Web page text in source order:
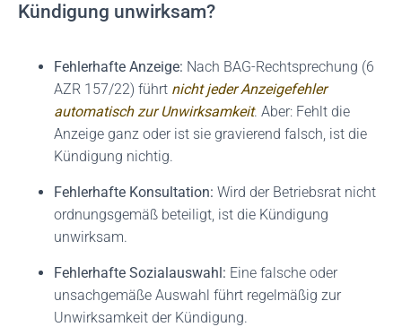
Kündigung unwirksam?
Fehlerhafte Anzeige: Nach BAG-Rechtsprechung (6
AZR 157/22) führt nicht jeder Anzeigefehler
automatisch zur Unwirksamkeit. Aber: Fehlt die
Anzeige ganz oder ist sie gravierend falsch, ist die
Kündigung nichtig.
Fehlerhafte Konsultation: Wird der Betriebsrat nicht
ordnungsgemäß beteiligt, ist die Kündigung
unwirksam.
Fehlerhafte Sozialauswahl: Eine falsche oder
unsachgemäße Auswahl führt regelmäßig zur
Unwirksamkeit der Kündigung.